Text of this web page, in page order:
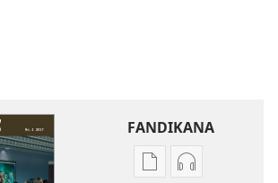
FANDIKANA
FandikanaFandikana